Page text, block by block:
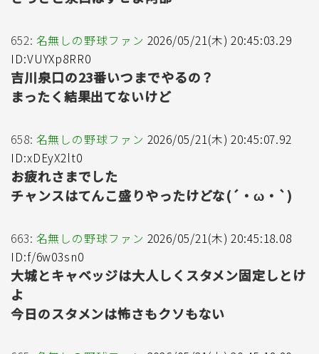
652: 名無しの野球ファン 2026/05/21(木) 20:45:03.29
ID:VUYXp8RR0
吉川泉口の23番いつまでやるの？
まったく結果出てないけど
658: 名無しの野球ファン 2026/05/21(木) 20:45:07.92
ID:xDEyX2lt0
お疲れさまでした
チャンスはてんこ盛りやったけどな(´・ω・`)
663: 名無しの野球ファン 2026/05/21(木) 20:45:18.08
ID:f/6w03sn0
大城とキャベッジは大人しくスタメン固定しとけ
よ
今日のスタメンは怖さもクソもない